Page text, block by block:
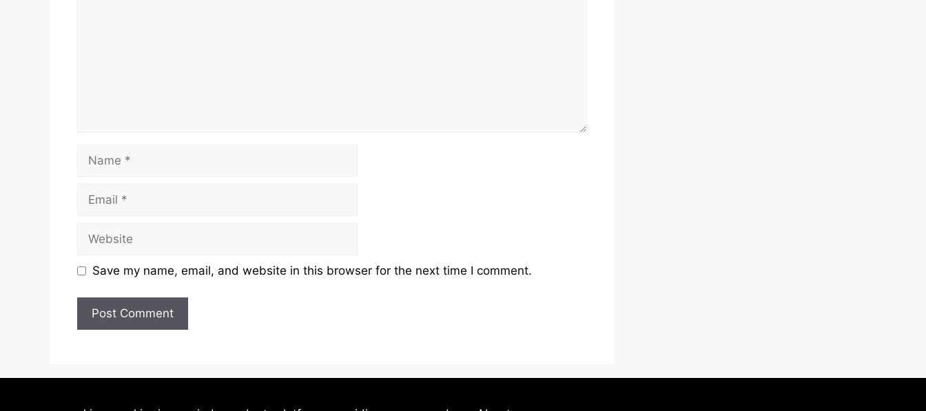
Name
Email
Website
Save my name, email, and website in this browser for the next time I comment.